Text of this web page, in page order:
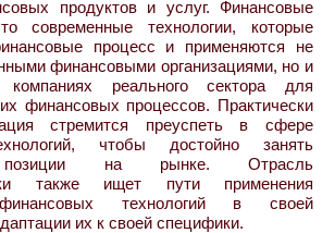
продуктов и услуг. Финансовые
современные технологии, которые
процесс и применяются не
финансовыми организациями, но и
реального сектора для
финансовых процессов. Практически
стремится преуспеть в сфере
чтобы достойно занять
позиции на рынке. Отрасль
также ищет пути применения
технологий в своей
их к своей специфики.